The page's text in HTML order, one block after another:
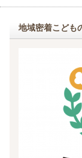
地域密着こども